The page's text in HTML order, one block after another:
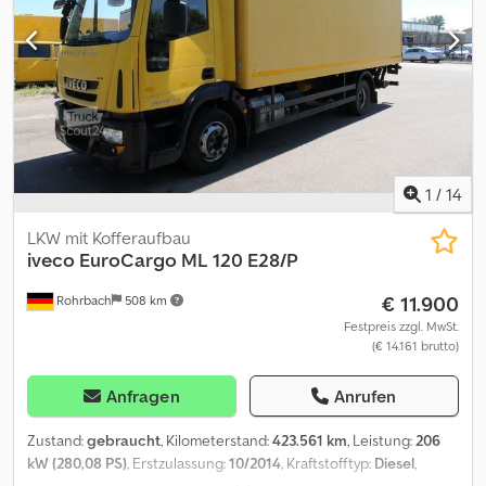
1 / 14
Rohrbach 508 km
LKW mit Kofferaufbau
iveco EuroCargo ML 120 E28/P
€ 11.900
Festpreis zzgl. MwSt.
(€ 14.161 brutto)
Anfragen Anrufen
Zustand:gebraucht, Kilometerstand:423.561 km, Leistung:206
kW (280,08 PS), Erstzulassung:10/2014, Kraftstofftyp: Diesel,